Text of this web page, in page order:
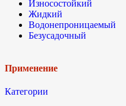
Износостойкий
Жидкий
Водонепроницаемый
Безусадочный
Применение
Категории